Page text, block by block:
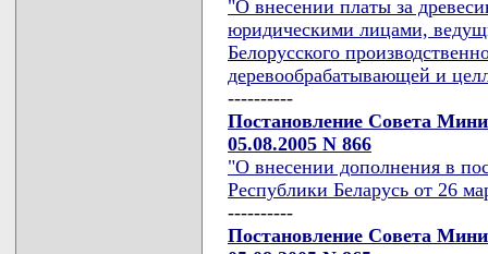
"О внесении платы за
юридическими лицами,
Белорусского
деревообрабатывающей и
----------
Постановление Совета
05.08.2005 N 866
"О внесении дополнения в
Республики Беларусь от 26
----------
Постановление Совета